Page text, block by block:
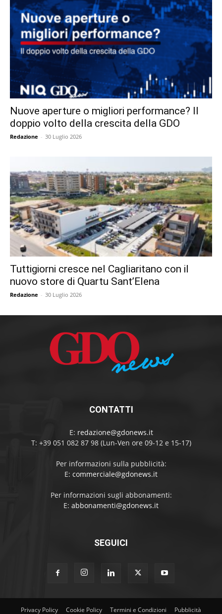
Nuove aperture o migliori performance? Il
doppio volto della crescita della GDO
Redazione - 30 Luglio 2026
Tuttigiorni cresce nel Cagliaritano con il
nuovo store di Quartu Sant’Elena
Redazione - 30 Luglio 2026
CONTATTI
E: redazione@gdonews.it
T: +39 051 082 87 98 (Lun-Ven ore 09-12 e 15-17)
Per informazioni sulla pubblicità:
E: commerciale@gdonews.it
Per informazioni sugli abbonamenti:
E: abbonamenti@gdonews.it
SEGUICI
Privacy Policy Cookie Policy Termini e Condizioni Pubblicità